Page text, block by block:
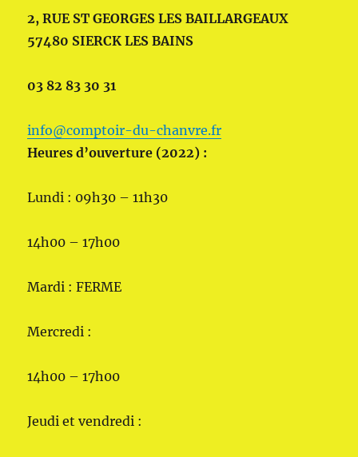
2, RUE ST GEORGES LES BAILLARGEAUX
57480 SIERCK LES BAINS
03 82 83 30 31
info@comptoir-du-chanvre.fr
Heures d’ouverture (2022) :
Lundi : 09h30 – 11h30
14h00 – 17h00
Mardi : FERME
Mercredi :
14h00 – 17h00
Jeudi et vendredi :